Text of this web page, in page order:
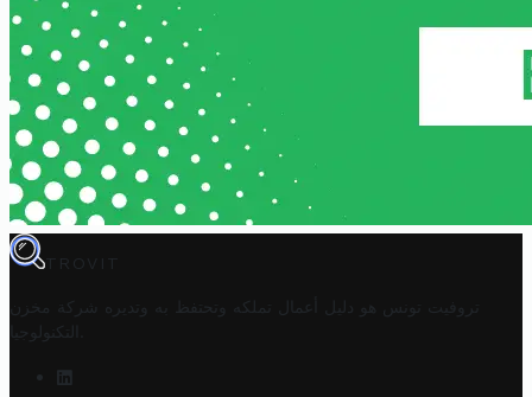
TROVIT
تروفيت تونس هو دليل أعمال تملكه وتحتفظ به وتديره
شركة مخزن
التكنولوجيا